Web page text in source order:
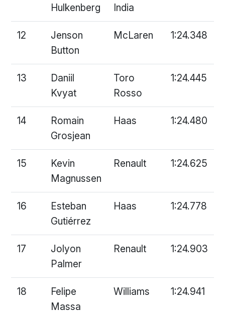
Hulkenberg India
12
Jenson
Button
McLaren 1:24.348
13
Daniil
Kvyat
Toro
Rosso
1:24.445
14
Romain
Grosjean
Haas 1:24.480
15
Kevin
Magnussen
Renault 1:24.625
16
Esteban
Gutiérrez
Haas 1:24.778
17
Jolyon
Palmer
Renault 1:24.903
18
Felipe
Massa
Williams 1:24.941